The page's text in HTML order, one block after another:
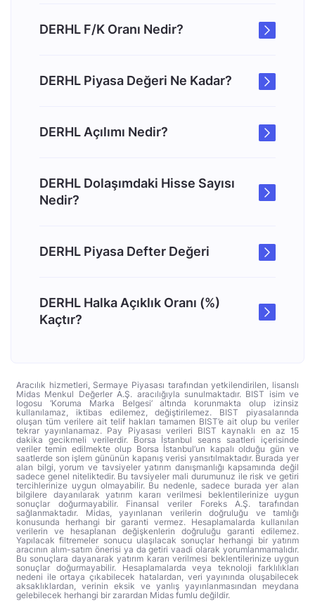
DERHL F/K Oranı Nedir?
DERHL Piyasa Değeri Ne Kadar?
DERHL Açılımı Nedir?
DERHL Dolaşımdaki Hisse Sayısı
Nedir?
DERHL Piyasa Defter Değeri
DERHL Halka Açıklık Oranı (%)
Kaçtır?
Aracılık hizmetleri, Sermaye Piyasası tarafından yetkilendirilen, lisanslı
Midas Menkul Değerler A.Ş. aracılığıyla sunulmaktadır. BIST isim ve
logosu ‘Koruma Marka Belgesi’ altında korunmakta olup izinsiz
kullanılamaz, iktibas edilemez, değiştirilemez. BIST piyasalarında
oluşan tüm verilere ait telif hakları tamamen BIST’e ait olup bu veriler
tekrar yayınlanamaz. Pay Piyasası verileri BIST kaynaklı en az 15
dakika gecikmeli verilerdir. Borsa İstanbul seans saatleri içerisinde
veriler temin edilmekte olup Borsa İstanbul’un kapalı olduğu gün ve
saatlerde son işlem gününün kapanış verisi yansıtılmaktadır. Burada yer
alan bilgi, yorum ve tavsiyeler yatırım danışmanlığı kapsamında değil
sadece genel niteliktedir. Bu tavsiyeler mali durumunuz ile risk ve getiri
tercihlerinize uygun olmayabilir. Bu nedenle, sadece burada yer alan
bilgilere dayanılarak yatırım kararı verilmesi beklentilerinize uygun
sonuçlar doğurmayabilir. Finansal veriler Foreks A.Ş. tarafından
sağlanmaktadır. Midas, yayınlanan verilerin doğruluğu ve tamlığı
konusunda herhangi bir garanti vermez. Hesaplamalarda kullanılan
verilerin ve hesaplanan değişkenlerin doğruluğu garanti edilemez.
Yapılacak filtremeler sonucu ulaşılacak sonuçlar herhangi bir yatırım
aracının alım-satım önerisi ya da getiri vaadi olarak yorumlanmamalıdır.
Bu sonuçlara dayanarak yatırım kararı verilmesi beklentilerinize uygun
sonuçlar doğurmayabilir. Hesaplamalarda veya teknoloji farklılıkları
nedeni ile ortaya çıkabilecek hatalardan, veri yayınında oluşabilecek
aksaklıklardan, verinin eksik ve yanlış yayınlanmasından meydana
gelebilecek herhangi bir zarardan Midas fumlu değildir.